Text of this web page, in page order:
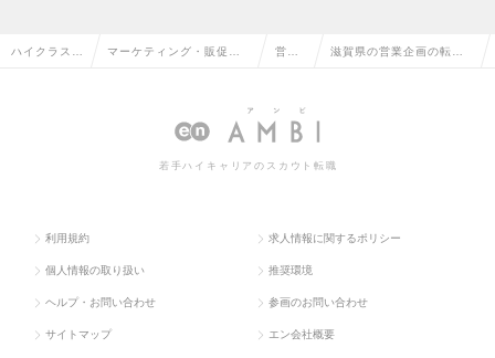
ハイクラス求 マーケティング・販促企 営業 滋賀県の営業企画の転
若手ハイキャリアのスカウト転職
利用規約 求人情報に関するポリシー
個人情報の取り扱い 推奨環境
ヘルプ・お問い合わせ 参画のお問い合わせ
サイトマップ エン会社概要